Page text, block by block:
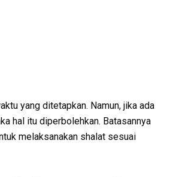
yang ditetapkan. Namun, jika ada
hal itu diperbolehkan. Batasannya
melaksanakan shalat sesuai